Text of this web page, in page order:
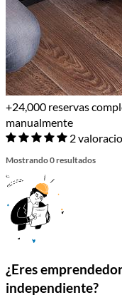
+24,000 reservas
manualmente
2
Mostrando 0 resultados
¿Eres
independiente?